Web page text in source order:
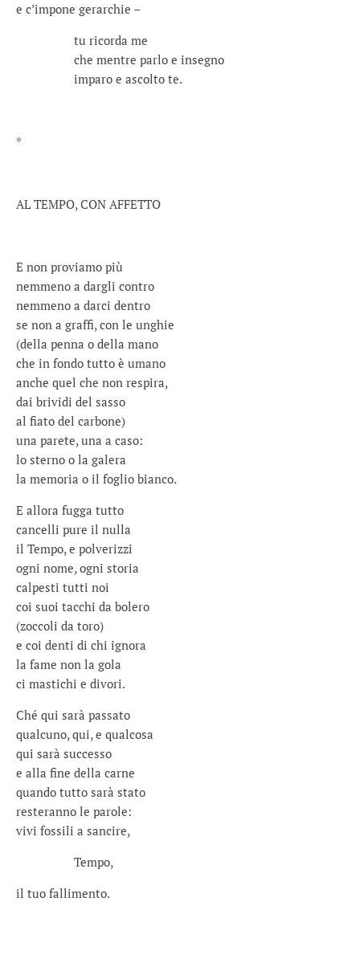
e c’impone gerarchie –
tu ricorda me
che mentre parlo e insegno
imparo e ascolto te.
*
AL TEMPO, CON AFFETTO
E non proviamo più
nemmeno a dargli contro
nemmeno a darci dentro
se non a graffi, con le unghie
(della penna o della mano
che in fondo tutto è umano
anche quel che non respira,
dai brividi del sasso
al fiato del carbone)
una parete, una a caso:
lo sterno o la galera
la memoria o il foglio bianco.
E allora fugga tutto
cancelli pure il nulla
il Tempo, e polverizzi
ogni nome, ogni storia
calpesti tutti noi
coi suoi tacchi da bolero
(zoccoli da toro)
e coi denti di chi ignora
la fame non la gola
ci mastichi e divori.
Ché qui sarà passato
qualcuno, qui, e qualcosa
qui sarà successo
e alla fine della carne
quando tutto sarà stato
resteranno le parole:
vivi fossili a sancire,
Tempo,
il tuo fallimento.